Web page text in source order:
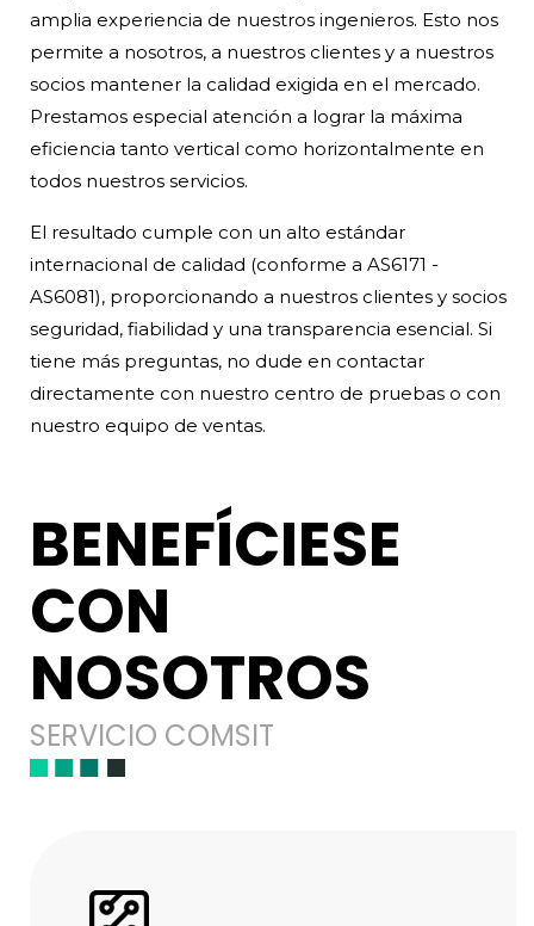
amplia experiencia de nuestros ingenieros. Esto nos
permite a nosotros, a nuestros clientes y a nuestros
socios mantener la calidad exigida en el mercado.
Prestamos especial atención a lograr la máxima
eficiencia tanto vertical como horizontalmente en
todos nuestros servicios.
El resultado cumple con un alto estándar
internacional de calidad (conforme a AS6171 -
AS6081), proporcionando a nuestros clientes y socios
seguridad, fiabilidad y una transparencia esencial. Si
tiene más preguntas, no dude en contactar
directamente con nuestro centro de pruebas o con
nuestro equipo de ventas.
BENEFÍCIESE
CON
NOSOTROS
SERVICIO COMSIT